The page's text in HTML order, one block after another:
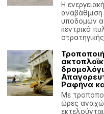
by
©2026- All rights
αναδημοσίευση χωρίς
της
Η ενεργειακή
υποδομών
κεντρικό
στρατηγικής
Ραφήνα
Με
ώρες